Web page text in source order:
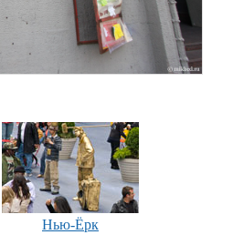
Нью-Ёрк